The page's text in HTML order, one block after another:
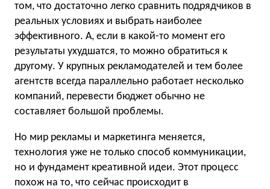
том, что достаточно легко сравнить подрядчиков в
реальных условиях и выбрать наиболее
эффективного. А, если в какой-то момент его
результаты ухудшатся, то можно обратиться к
другому. У крупных рекламодателей и тем более
агентств всегда параллельно работает несколько
компаний, перевести бюджет обычно не
составляет большой проблемы.
Но мир рекламы и маркетинга меняется,
технология уже не только способ коммуникации,
но и фундамент креативной идеи. Этот процесс
похож на то, что сейчас происходит в